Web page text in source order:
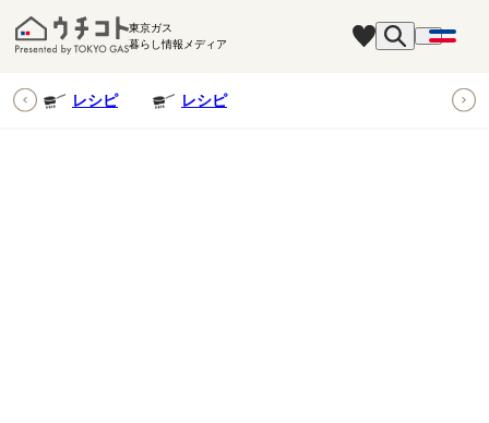
東京ガス
暮らし情報メディア
レシピ レシピ